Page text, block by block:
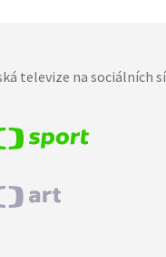
televize na sociálních